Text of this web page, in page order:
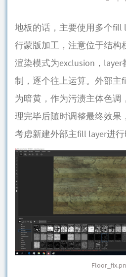
地板的话，主要使用多个fill
行蒙版加工，注意位于结构
渲染模式为exclusion，
制，逐个往上运算。外部主
为暗黄，作为污渍主体色调
理完毕后随时调整最终效果
考虑新建外部主fill layer进